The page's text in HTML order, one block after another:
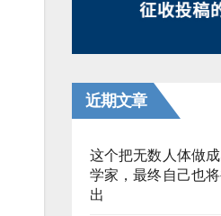
近期文章
这个把无数人体做
学家，最终自己也
出